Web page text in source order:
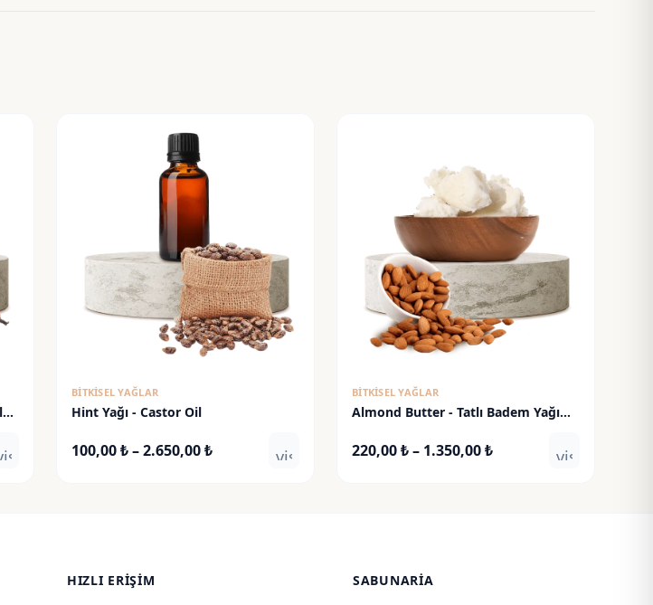
BITKISEL YAĞLAR
Hint Yağı - Castor Oil
100,00₺–2.650,00₺Fiyat
visibility
BITKISEL YAĞLAR
Almond Butter - Tatlı Badem Yağı
220,00₺– 1.350,00₺Fiyat
visibility
HIZLI ERIŞIM
SABUNARIA